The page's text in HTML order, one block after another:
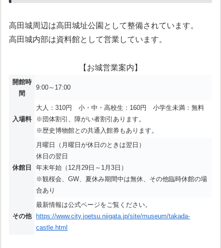
高田城周辺は高田城址公園として整備されています。
高田城内部は資料館として営業しています。
【お城営業案内】
開館時
間
9:00～17:00
入場料
大人：310円 小・中・高校生：160円 小学生未満：無料
※団体割引、障がい者割引あります。
※歴史博物館との共通入館券もあります。
休館日
月曜日（月曜日が休日のときは翌日）
休日の翌日
年末年始（12月29日～1月3日）
※観桜会、GW、夏休み期間中は無休、その他臨時休館の場
合あり
その他
最新情報は公式ページをご覧ください。
https://www.city.joetsu.niigata.jp/site/museum/takada-
castle.html